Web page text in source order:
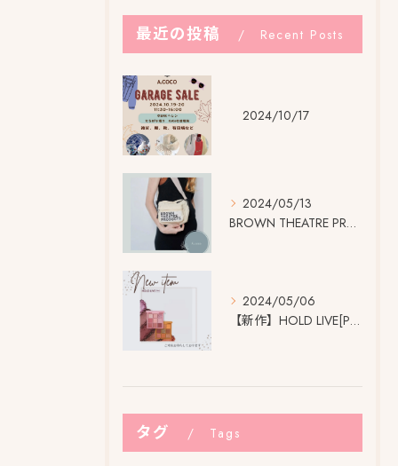
最近の投稿 Recent Posts
2024/10/17
2024/05/13
BROWN THEATRE PRODUCTSの 大きなネーム...
2024/05/06
【新作】HOLD LIVE[Pro] アイシャドウパレット
タグ Tags